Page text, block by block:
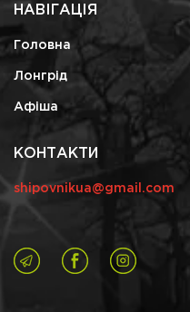
НАВІГАЦІЯ
Головна
Лонгрід
Афіша
КОНТАКТИ
shipovnikua@gmail.com